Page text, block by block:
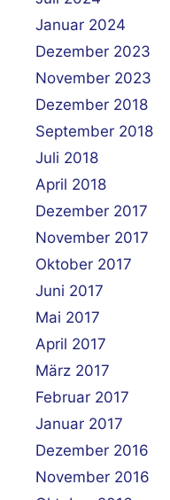
Januar 2024
Dezember 2023
November 2023
Dezember 2018
September 2018
Juli 2018
April 2018
Dezember 2017
November 2017
Oktober 2017
Juni 2017
Mai 2017
April 2017
März 2017
Februar 2017
Januar 2017
Dezember 2016
November 2016